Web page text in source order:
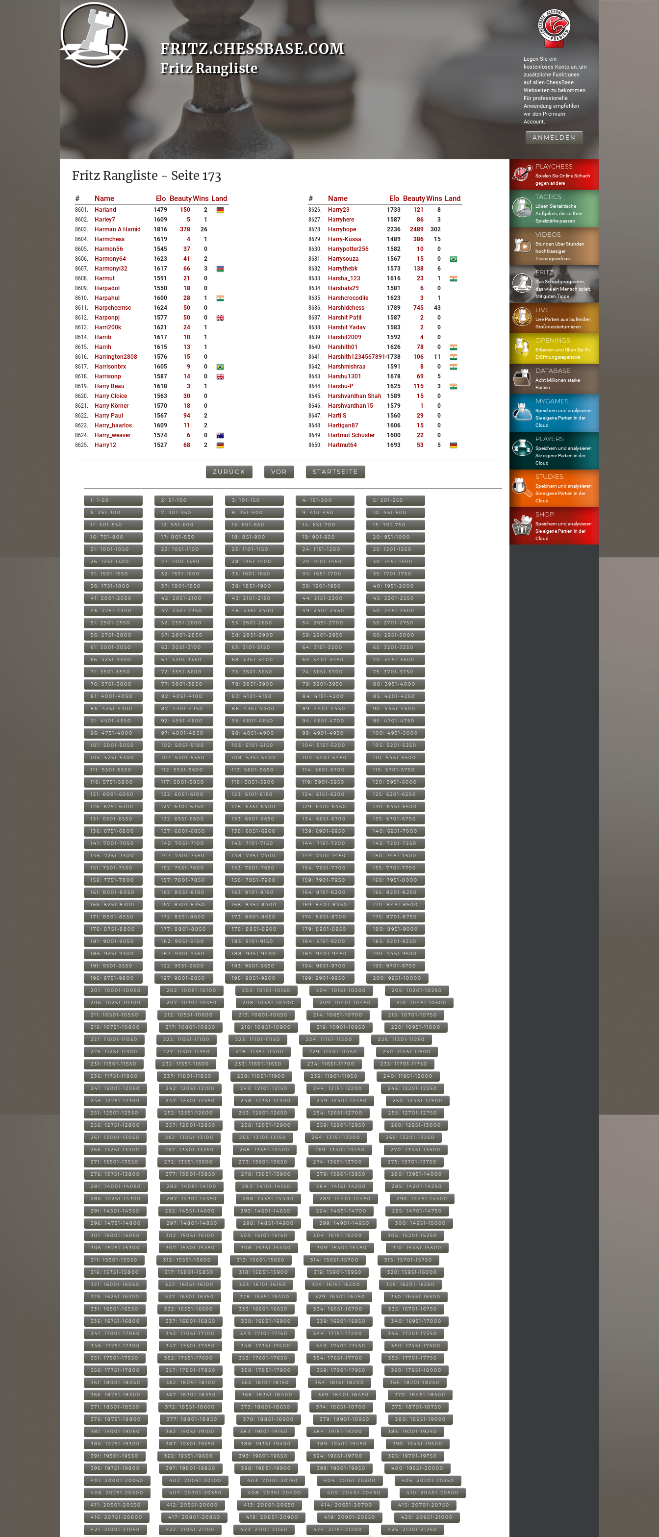
FRITZ.CHESSBASE.COM
Fritz Rangliste
Legen Sie ein
kostenloses Konto an, um
zusätzliche Funktionen
auf allen ChessBase
Webseiten zu bekommen.
Für professionelle
Anwendung empfehlen
wir den Premium
Account.
ANMELDEN
Fritz Rangliste - Seite 173
# Name Elo BeautyWins Land
8601 . Harland 1479 150
2
8602. Harley7 1609 5
1
8603. Harman A Hamid 1816 378
26
8604. Harmchess 1619 4
1
8605. Harmon56 1545 37
0
8606. Harmony64 1623 41
2
8607. Harmonyi32 1617 66
3
8608. Harmut 1591 21
0
8609. Harpadol 1550 18
0
8610. Harpahul 1600 28
1
8611 . Harpcheemse 1624 50
0
8612. Harponpj 1577 50
0
8613. Harri200k 1621 24
1
8614. Harrib 1617 10
1
8615. Harrih 1615 13
1
8616. Harrington2808 1576 15
0
8617. Harrisonbrx 1605 9
0
8618. Harrisonp 1587 14
0
8619. Harry Beau 1618 3
1
8620. Harry Cloice 1563 30
0
8621 . Harry Körner 1570 18
0
8622. Harry Paul 1567 94
2
8623. Harry_haarlos 1609 11
2
8624. Harry_weaver 1574 6
0
8625. Harry12 1527 68 2
# Name Elo BeautyWins Land
8626. Harry23 1733 121
8
8627. Harryhere 1587 86
3
8628. Harryhope 2236 2489
302
8629. Harry-Küssa 1489 386
15
8630. Harrypotter256 1582 10
0
8631 . Harrysouza 1567 15
0
8632. Harrythebk 1573 138
6
8633. Harsha_123 1616 23
1
8634. Harshals29 1581 6
0
8635. Harshcrocodile 1623 3
1
8636. Harshidchess 1789 745
43
8637. Harshit Patil 1587 2
0
8638. Harshit Yadav 1583 2
0
8639. Harshit2009 1592 4
0
8640. Harshith01 1626 78
0
8641 . Harshith123456789101738 106
11
8642. Harshmishraa 1591 8
0
8643. Harshu1301 1678 69
5
8644. Harshu-P 1625 115
3
8645. Harshvardhan Shah 1589 15
0
8646. Harshvardhan15 1579 1
0
8647. Harti S 1560 29
0
8648. Hartigan87 1606 15
0
8649. Hartmut Schuster 1600 22
0
8650. Hartmut64 1693 53 5
ZURÜCK VOR STARTSEITE
1: 1-50 2: 51-100 3: 101-150 4: 151-200 5: 201-250
6: 251-300 7: 301-350 8: 351-400 9: 401-450 10: 451-500
11: 501-550 12: 551-600 13: 601-650 14: 651-700 15: 701-750
16: 751-800 17: 801-850 18: 851-900 19: 901-950 20: 951-1000
21: 1001-1050 22: 1051-1100 23: 1101-1150 24: 1151-1200 25: 1201-1250
26: 1251-1300 27: 1301-1350 28: 1351-1400 29: 1401-1450 30: 1451-1500
31: 1501-1550 32: 1551-1600 33: 1601-1650 34: 1651-1700 35: 1701-1750
36: 1751-1800 37: 1801-1850 38: 1851-1900 39: 1901-1950 40: 1951-2000
41: 2001-2050 42: 2051-2100 43: 2101-2150 44: 2151-2200 45: 2201-2250
46: 2251-2300 47: 2301-2350 48: 2351-2400 49: 2401-2450 50: 2451-2500
51: 2501-2550 52: 2551-2600 53: 2601-2650 54: 2651-2700 55: 2701-2750
56: 2751-2800 57: 2801-2850 58: 2851-2900 59: 2901-2950 60: 2951-3000
61: 3001-3050 62: 3051-3100 63: 3101-3150 64: 3151-3200 65: 3201-3250
66: 3251-3300 67: 3301-3350 68: 3351-3400 69: 3401-3450 70: 3451-3500
71: 3501-3550 72: 3551-3600 73: 3601-3650 74: 3651-3700 75: 3701-3750
76: 3751-3800 77: 3801-3850 78: 3851-3900 79: 3901-3950 80: 3951-4000
81: 4001-4050 82: 4051-4100 83: 4101-4150 84: 4151-4200 85: 4201-4250
86: 4251-4300 87: 4301-4350 88: 4351-4400 89: 4401-4450 90: 4451-4500
91: 4501-4550 92: 4551-4600 93: 4601-4650 94: 4651-4700 95: 4701-4750
96: 4751-4800 97: 4801-4850 98: 4851-4900 99: 4901-4950 100: 4951-5000
101: 5001-5050 102: 5051-5100 103: 5101-5150 104: 5151-5200 105: 5201-5250
106: 5251-5300 107: 5301-5350 108: 5351-5400 109: 5401-5450 110: 5451-5500
111: 5501-5550 112: 5551-5600 113: 5601-5650 114: 5651-5700 115: 5701-5750
116: 5751-5800 117: 5801-5850 118: 5851-5900 119: 5901-5950 120: 5951-6000
121: 6001-6050 122: 6051-6100 123: 6101-6150 124: 6151-6200 125: 6201-6250
126: 6251-6300 127: 6301-6350 128: 6351-6400 129: 6401-6450 130: 6451-6500
131: 6501-6550 132: 6551-6600 133: 6601-6650 134: 6651-6700 135: 6701-6750
136: 6751-6800 137: 6801-6850 138: 6851-6900 139: 6901-6950 140: 6951-7000
141: 7001-7050 142: 7051-7100 143: 7101-7150 144: 7151-7200 145: 7201-7250
146: 7251-7300 147: 7301-7350 148: 7351-7400 149: 7401-7450 150: 7451-7500
151: 7501-7550 152: 7551-7600 153: 7601-7650 154: 7651-7700 155: 7701-7750
156: 7751-7800 157: 7801-7850 158: 7851-7900 159: 7901-7950 160: 7951-8000
161: 8001-8050 162: 8051-8100 163: 8101-8150 164: 8151-8200 165: 8201-8250
166: 8251-8300 167: 8301-8350 168: 8351-8400 169: 8401-8450 170: 8451-8500
171: 8501-8550 172: 8551-8600 173: 8601-8650 174: 8651-8700 175: 8701-8750
176: 8751-8800 177: 8801-8850 178: 8851-8900 179: 8901-8950 180: 8951-9000
181: 9001-9050 182: 9051-9100 183: 9101-9150 184: 9151-9200 185: 9201-9250
186: 9251-9300 187: 9301-9350 188: 9351-9400 189: 9401-9450 190: 9451-9500
191: 9501-9550 192: 9551-9600 193: 9601-9650 194: 9651-9700 195: 9701-9750
196: 9751-9800 197: 9801-9850 198: 9851-9900 199: 9901-9950 200: 9951-10000
201: 10001-10050 202: 10051-10100 203: 10101-10150 204: 10151-10200 205: 10201-10250
206: 10251-10300 207: 10301-10350 208: 10351-10400 209: 10401-10450 210: 10451-10500
211: 10501-10550 212: 10551-10600 213: 10601-10650 214: 10651-10700 215: 10701-10750
216: 10751-10800 217: 10801-10850 218: 10851-10900 219: 10901-10950 220: 10951-11000
221: 11001-11050 222: 11051-11100 223: 11101-11150 224: 11151-11200 225: 11201-11250
226: 11251-11300 227: 11301-11350 228: 11351-11400 229: 11401-11450 230: 11451-11500
231: 11501-11550 232: 11551-11600 233: 11601-11650 234: 11651-11700 235: 11701-11750
236: 11751-11800 237: 11801-11850 238: 11851-11900 239: 11901-11950 240: 11951-12000
241: 12001-12050 242: 12051-12100 243: 12101-12150 244: 12151-12200 245: 12201-12250
246: 12251-12300 247: 12301-12350 248: 12351-12400 249: 12401-12450 250: 12451-12500
251: 12501-12550 252: 12551-12600 253: 12601-12650 254: 12651-12700 255: 12701-12750
256: 12751-12800 257: 12801-12850 258: 12851-12900 259: 12901-12950 260: 12951-13000
261: 13001-13050 262: 13051-13100 263: 13101-13150 264: 13151-13200 265: 13201-13250
266: 13251-13300 267: 13301-13350 268: 13351-13400 269: 13401-13450 270: 13451-13500
271: 13501-13550 272: 13551-13600 273: 13601-13650 274: 13651-13700 275: 13701-13750
276: 13751-13800 277: 13801-13850 278: 13851-13900 279: 13901-13950 280: 13951-14000
281: 14001-14050 282: 14051-14100 283: 14101-14150 284: 14151-14200 285: 14201-14250
286: 14251-14300 287: 14301-14350 288: 14351-14400 289: 14401-14450 290: 14451-14500
291: 14501-14550 292: 14551-14600 293: 14601-14650 294: 14651-14700 295: 14701-14750
296: 14751-14800 297: 14801-14850 298: 14851-14900 299: 14901-14950 300: 14951-15000
301: 15001-15050 302: 15051-15100 303: 15101-15150 304: 15151-15200 305: 15201-15250
306: 15251-15300 307: 15301-15350 308: 15351-15400 309: 15401-15450 310: 15451-15500
311: 15501-15550 312: 15551-15600 313: 15601-15650 314: 15651-15700 315: 15701-15750
316: 15751-15800 317: 15801-15850 318: 15851-15900 319: 15901-15950 320: 15951-16000
321: 16001-16050 322: 16051-16100 323: 16101-16150 324: 16151-16200 325: 16201-16250
326: 16251-16300 327: 16301-16350 328: 16351-16400 329: 16401-16450 330: 16451-16500
331: 16501-16550 332: 16551-16600 333: 16601-16650 334: 16651-16700 335: 16701-16750
336: 16751-16800 337: 16801-16850 338: 16851-16900 339: 16901-16950 340: 16951-17000
341: 17001-17050 342: 17051-17100 343: 17101-17150 344: 17151-17200 345: 17201-17250
346: 17251-17300 347: 17301-17350 348: 17351-17400 349: 17401-17450 350: 17451-17500
351: 17501-17550 352: 17551-17600 353: 17601-17650 354: 17651-17700 355: 17701-17750
356: 17751-17800 357: 17801-17850 358: 17851-17900 359: 17901-17950 360: 17951-18000
361: 18001-18050 362: 18051-18100 363: 18101-18150 364: 18151-18200 365: 18201-18250
366: 18251-18300 367: 18301-18350 368: 18351-18400 369: 18401-18450 370: 18451-18500
371: 18501-18550 372: 18551-18600 373: 18601-18650 374: 18651-18700 375: 18701-18750
376: 18751-18800 377: 18801-18850 378: 18851-18900 379: 18901-18950 380: 18951-19000
381: 19001-19050 382: 19051-19100 383: 19101-19150 384: 19151-19200 385: 19201-19250
386: 19251-19300 387: 19301-19350 388: 19351-19400 389: 19401-19450 390: 19451-19500
391: 19501-19550 392: 19551-19600 393: 19601-19650 394: 19651-19700 395: 19701-19750
396: 19751-19800 397: 19801-19850 398: 19851-19900 399: 19901-19950 400: 19951-20000
401: 20001-20050 402: 20051-20100 403: 20101-20150 404: 20151-20200 405: 20201-20250
406: 20251-20300 407: 20301-20350 408: 20351-20400 409: 20401-20450 410: 20451-20500
411: 20501-20550 412: 20551-20600 413: 20601-20650 414: 20651-20700 415: 20701-20750
416: 20751-20800 417: 20801-20850 418: 20851-20900 419: 20901-20950 420: 20951-21000
421: 21001-21050 422: 21051-21100 423: 21101-21150 424: 21151-21200 425: 21201-21250
PLAYCHESS
Spielen Sie Online Schach
gegen andere
TACTICS
Lösen Sie taktische
Aufgaben, die zu Ihrer
Spielstärke passen
VIDEOS
Stunden über Stunden
hochklassiger
Trainingsvideos
FRITZ
Das Schachprogramm,
das wie ein Mensch spielt.
Mit guten Tipps
LIVE
Live Partien aus laufenden
Großmeisterturnieren
OPENINGS
Erfassen und Üben Sie Ihr
Eröffnungsrepertoire
DATABASE
Acht Millionen starke
Partien
MYGAMES
Speichern und analysieren
Sie eigene Partien in der
Cloud
PLAYERS
Speichern und analysieren
Sie eigene Partien in der
Cloud
STUDIES
Speichern und analysieren
Sie eigene Partien in der
Cloud
SHOP
Speichern und analysieren
Sie eigene Partien in der
Cloud